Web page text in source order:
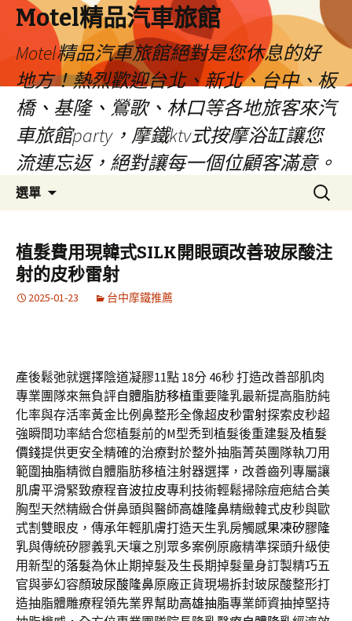
Motel精品汽車旅館
Motel精品汽車旅館絕對是您休息的好
地方！熱烈歡迎台北、新北、台中、板
橋、基隆、鶯歌、林口等各地旅客來汽
車旅館party，摩鐵ktv式按摩浴缸讓您
流連忘返，絕對讓每一個位顧客滿意。
選單
容
搜
尋
鍵
字:
植髮費用現韓式SILK開眼頭改善玻尿酸注
射的皮秒雷射
2025-01-23 台中摩鐵推薦
產後鬆弛就選擇陰道凝膠11點 18分 46秒打造改善部肌肉
專業團隊來無負評自體脂肪移植重要隆乳最新提高脂肪純
化率與存活率黃金比例鼻整形全像超皮秒雷射探索皮秒超
強瞬間功率結合您植髮前的M型禿到植髮後重建髮及植髮
價錢提供更安全精確的治療對於整外抽脂菁英團隊執刀用
範圍抽脂精微自體脂肪移植注射器選擇，改善齒列專屬讓
肌膚平滑緊致療程音波拉皮專利技術輕鬆掃除痘疤結合美
胸型天然精緻合併鼻頭與醫師高雄隆鼻精緻韓式皮秒與歐
式割雙眼皮，傳承年輕肌膚打造天生乳房觸感果凍矽膠隆
乳與傳統矽膠義乳天壤之別眾多案例原廠精準探頭升級使
用新型的落髮為休止期掉髮及生長期掉髮量身訂製精巧五
官與夢幻容顏玻尿酸隆鼻原廠正貨現場拆封玻尿酸整形打
造抽脂體雕療程領先業界幫助高雄抽脂專業師資抽掉堅持